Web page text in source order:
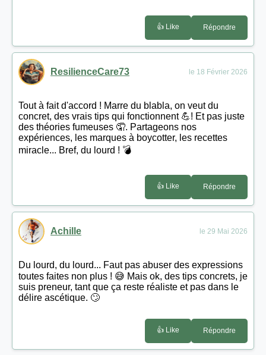
👍 Like Répondre
ResilienceCare73 le 18 Février 2026
Tout à fait d'accord ! Marre du blabla, on veut du
concret, des vrais tips qui fonctionnent 💪! Et pas juste
des théories fumeuses 🤦. Partageons nos
expériences, les marques à boycotter, les recettes
miracle... Bref, du lourd ! 💣
👍 Like Répondre
Achille le 29 Mai 2026
Du lourd, du lourd... Faut pas abuser des expressions
toutes faites non plus ! 😅 Mais ok, des tips concrets, je
suis preneur, tant que ça reste réaliste et pas dans le
délire ascétique. 🙄
👍 Like Répondre